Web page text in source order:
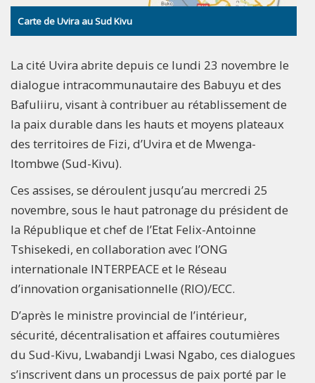
Carte de Uvira au Sud Kivu
La cité Uvira abrite depuis ce lundi 23 novembre le
dialogue intracommunautaire des Babuyu et des
Bafuliiru, visant à contribuer au rétablissement de
la paix durable dans les hauts et moyens plateaux
des territoires de Fizi, d’Uvira et de Mwenga-
Itombwe (Sud-Kivu).
Ces assises, se déroulent jusqu’au mercredi 25
novembre, sous le haut patronage du président de
la République et chef de l’Etat Felix-Antoinne
Tshisekedi, en collaboration avec l’ONG
internationale INTERPEACE et le Réseau
d’innovation organisationnelle (RIO)/ECC.
D’après le ministre provincial de l’intérieur,
sécurité, décentralisation et affaires coutumières
du Sud-Kivu, Lwabandji Lwasi Ngabo, ces dialogues
s’inscrivent dans un processus de paix porté par le